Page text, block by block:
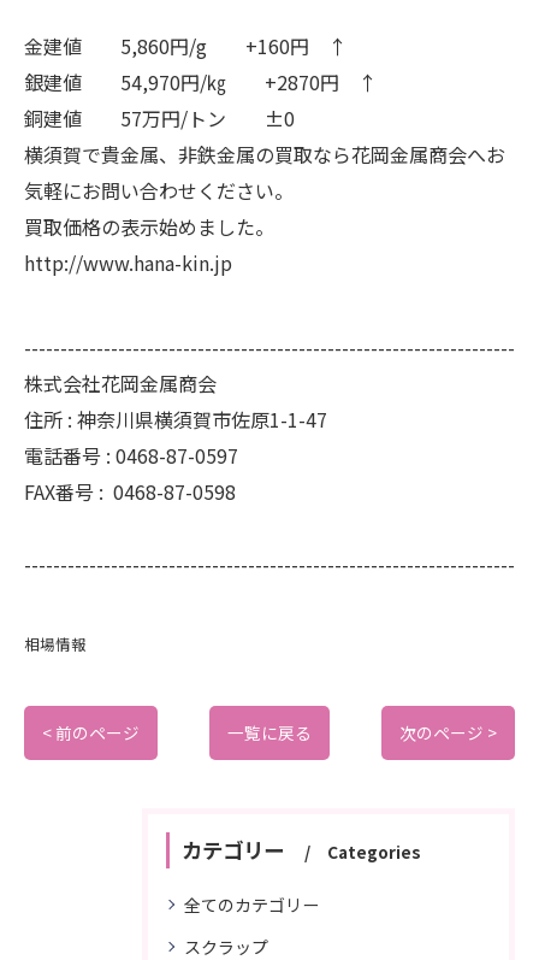
金建値 5,860円/g +160円 ↑
銀建値 54,970円/㎏ +2870円 ↑
銅建値 57万円/トン ±0
横須賀で貴金属、非鉄金属の買取なら花岡金属商会へお
気軽にお問い合わせください。
買取価格の表示始めました。
http://www.hana-kin.jp
--------------------------------------------------------------------
株式会社花岡金属商会
住所 : 神奈川県横須賀市佐原1-1-47
電話番号 : 0468-87-0597
FAX番号 : 0468-87-0598
--------------------------------------------------------------------
相場情報
< 前のページ 一覧に戻る 次のページ >
カテゴリー Categories
全てのカテゴリー
スクラップ